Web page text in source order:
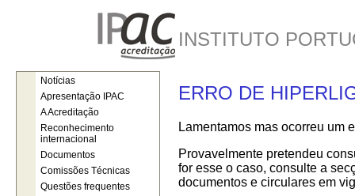
INSTITUTO
ERRO DE
Lamentamos mas ocorreu um
Provavelmente pretendeu
for esse o caso, consulte a
documentos e circulares em
Notícias
Apresentação IPAC
A Acreditação
Reconhecimento
internacional
Documentos
Comissões Técnicas
Questões frequentes